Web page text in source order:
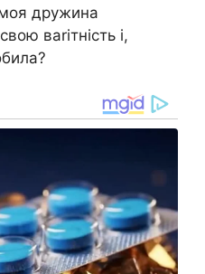
дружина
ваrітність і,